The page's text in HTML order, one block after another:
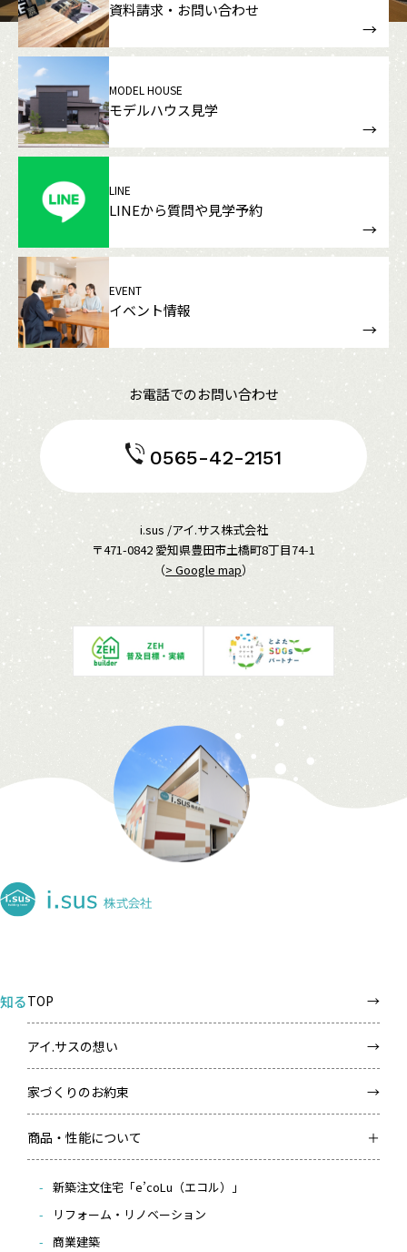
資料請求・お問い合わせ
MODEL HOUSE
モデルハウス見学
LINE
LINEから質問や見学予約
EVENT
イベント情報
お電話でのお問い合わせ
0565-42-2151
i.sus /アイ.サス株式会社
〒471-0842 愛知県豊田市土橋町8丁目74-1
（> Google map）
知るTOP
アイ.サスの想い
家づくりのお約束
商品・性能について
新築注文住宅「e’coLu（エコル）」
リフォーム・リノベーション
商業建築